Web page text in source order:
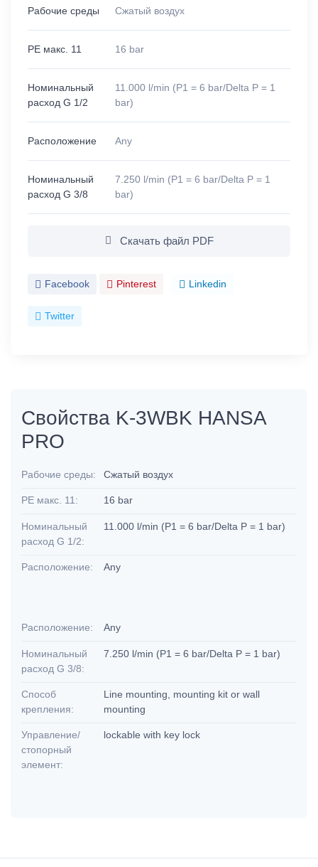
Рабочие среды Сжатый воздух
PE макс. 11 16 bar
Номинальный
расход G 1/2
11.000 l/min (P1 = 6 bar/Delta P = 1
bar)
Расположение Any
Номинальный
расход G 3/8
7.250 l/min (P1 = 6 bar/Delta P = 1
bar)
Скачать файл PDF
Facebook Pinterest Linkedin
Twitter
Свойства K-3WBK HANSA
PRO
Рабочие среды: Сжатый воздух
PE макс. 11: 16 bar
Номинальный
расход G 1/2:
11.000 l/min (P1 = 6 bar/Delta P = 1 bar)
Расположение: Any
Расположение: Any
Номинальный
расход G 3/8:
7.250 l/min (P1 = 6 bar/Delta P = 1 bar)
Способ
крепления:
Line mounting, mounting kit or wall
mounting
Управление/
стопорный
элемент:
lockable with key lock